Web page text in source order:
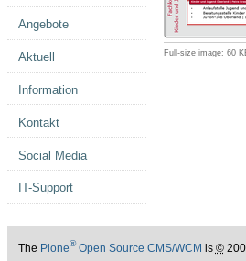
Full-size image: 60
Angebote
Aktuell
Information
Kontakt
Social Media
IT-Support
The Plone®Open Source CMS/WCM is ©